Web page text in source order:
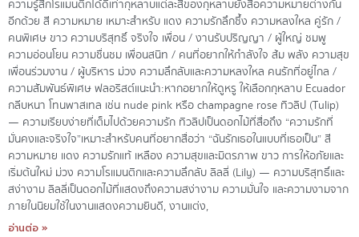
ความรู้สึกโรแมนติกได้ดีเท่ากุหลาบแต่ละสีของกุหลาบยังสื่อความหมายต่างกัน
อีกด้วย สี ความหมาย เหมาะสำหรับ แดง ความรักลึกซึ้ง ความหลงใหล คู่รัก /
คนพิเศษ ขาว ความบริสุทธิ์ จริงใจ เพื่อน / งานรับปริญญา / ผู้ใหญ่ ชมพู
ความอ่อนโยน ความชื่นชม เพื่อนสนิท / คนที่อยากให้กำลังใจ ส้ม พลัง ความสุข
เพื่อนร่วมงาน / ผู้บริหาร ม่วง ความลึกลับและความหลงใหล คนรักที่อยู่ไกล /
ความสัมพันธ์พิเศษ ฟลอริสต์แนะนำ:หากอยากให้ดูหรู ให้เลือกกุหลาบ Ecuador
กลีบหนา โทนพาสเทล เช่น nude pink หรือ champagne rose ทิวลิป (Tulip)
— ความเรียบง่ายที่เต็มไปด้วยความรัก ทิวลิปเป็นดอกไม้ที่สื่อถึง “ความรักที่
มั่นคงและจริงใจ”เหมาะสำหรับคนที่อยากสื่อว่า “ฉันรักเธอในแบบที่เธอเป็น” สี
ความหมาย แดง ความรักแท้ เหลือง ความสุขและมิตรภาพ ขาว การให้อภัยและ
เริ่มต้นใหม่ ม่วง ความโรแมนติกและความลึกลับ ลิลลี่ (Lily) — ความบริสุทธิ์และ
สง่างาม ลิลลี่เป็นดอกไม้ที่แสดงถึงความสง่างาม ความมั่นใจ และความงามจาก
ภายในนิยมใช้ในงานแสดงความยินดี, งานแต่ง,
อ่านต่อ »